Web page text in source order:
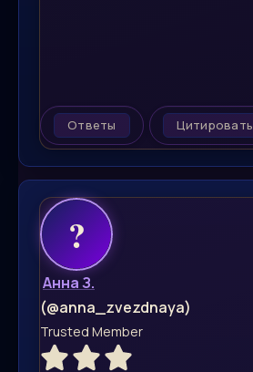
Ответы Цитировать
Анна З.
(@anna_zvezdnaya)
Trusted Member